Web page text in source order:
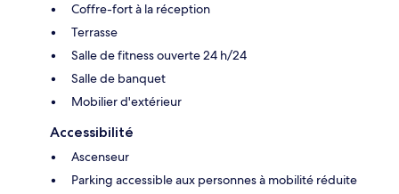
Coffre-fort à la réception
Terrasse
Salle de fitness ouverte 24 h/24
Salle de banquet
Mobilier d'extérieur
Accessibilité
Ascenseur
Parking accessible aux personnes à mobilité réduite